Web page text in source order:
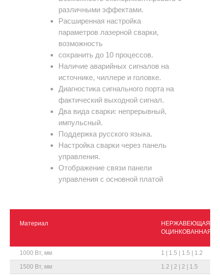
различными эффектами.
Расширенная настройка
параметров лазерной сварки,
возможность
сохранить до 10 процессов.
Наличие аварийных сигналов на
источнике, чиллере и головке.
Диагностика сигнального порта на
фактический выходной сигнал.
Два вида сварки: непрерывный,
импульсный.
Поддержка русского языка.
Настройка сварки через панель
управления.
Отображение связи панели
управления с основной платой
Материал
НЕРЖАВЕЮЩАЯ |
ОЦИНКОВАННАЯ |
1000 Вт, мм
1 | 1.5 | 1.5 | 1.2
1500 Вт, мм
1.2 | 2 | 2 | 1.5